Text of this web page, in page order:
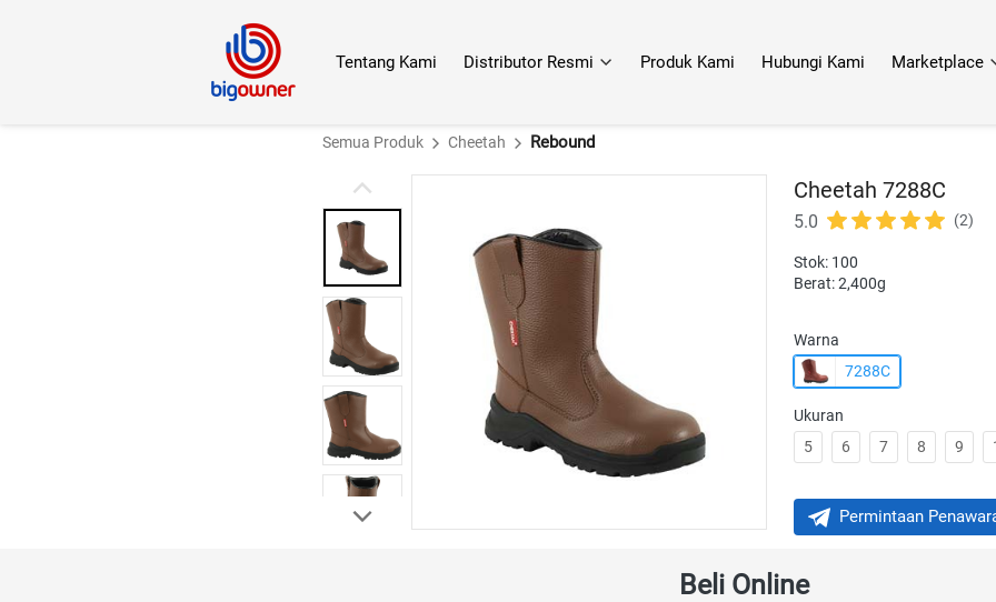
Tentang Kami Distributor Resmi Produk Kami Hubungi Kami Marketplace
Semua Produk Cheetah Rebound
Cheetah 7288C
5.0 (2)
Stok: 100
Berat: 2,400g
Warna
7288C
Ukuran
5
6 7 8 9
` Permintaan
Beli Online